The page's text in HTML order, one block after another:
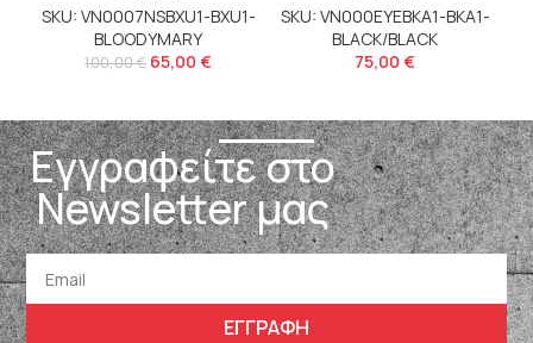
SKU: VN0007NSBXU1-BXU1-
BLOODYMARY
100,00€ 65,00 €
SKU: VN000EYEBKA1-BKA1-
BLACK/BLACK
75,00 €
Εγγραφείτε στο
Newsletter μας
ΕΓΓΡΑΦΗ